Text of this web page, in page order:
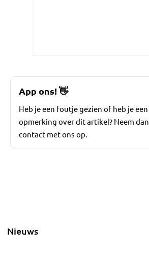
App ons! 👋
Heb je een foutje gezien of heb je een
opmerking over dit artikel? Neem dan
contact met ons op.
Nieuws